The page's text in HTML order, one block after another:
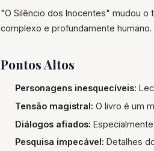
"O Silêncio dos Inocentes" mudou o
complexo e profundamente
Pontos Altos
Personagens inesquecíveis:
Tensão magistral: O livro é um
Diálogos afiados:
Pesquisa impecável: Detalhes